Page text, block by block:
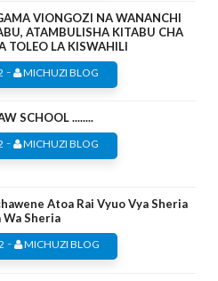
VIONGOZI NA WANANCHI
ATAMBULISHA KITABU CHA
TOLEO LA KISWAHILI
- MICHUZI BLOG
SCHOOL ........
- MICHUZI BLOG
Atoa Rai Vyuo Vya Sheria
Wa Sheria
- MICHUZI BLOG